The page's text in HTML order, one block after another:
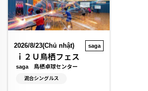
2026/8/23(Chủ nhật) saga
ｉ２Ｕ鳥栖フェス
saga 鳥栖卓球センター
混合シングルス